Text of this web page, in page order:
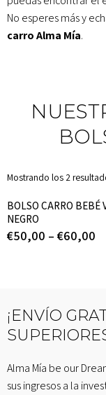
No esperes más y
carro Alma Mía.
Mostrando los 2
BOLSO CARRO BEBÉ
NEGRO
€50,00 – €60,00
¡ENVÍO
Alma Mía be our
sus ingresos a la